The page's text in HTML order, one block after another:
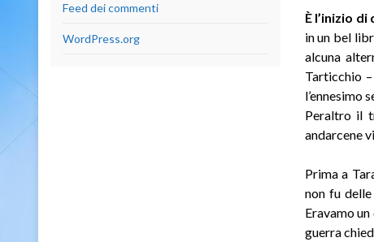
È l’inizio
in un bel
alcuna
Tarticchio
l’ennesimo
Peraltro il
andarcene
Prima a
non fu
Eravamo
guerra
Feed dei commenti
WordPress.org